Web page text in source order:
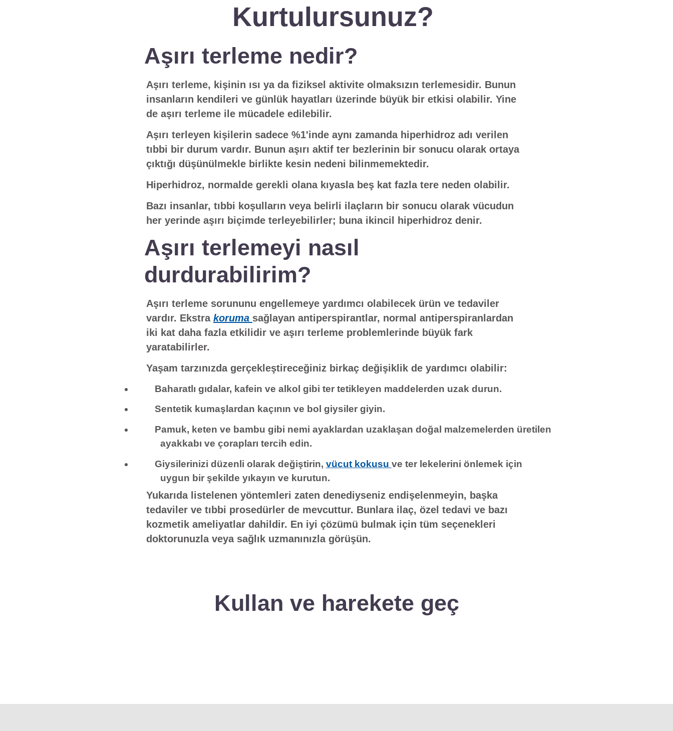
Kurtulursunuz?
Aşırı terleme nedir?
Aşırı terleme, kişinin ısı ya da fiziksel aktivite olmaksızın terlemesidir. Bunun
insanların kendileri ve günlük hayatları üzerinde büyük bir etkisi olabilir. Yine
de aşırı terleme ile mücadele edilebilir.
Aşırı terleyen kişilerin sadece %1'inde aynı zamanda hiperhidroz adı verilen
tıbbi bir durum vardır. Bunun aşırı aktif ter bezlerinin bir sonucu olarak ortaya
çıktığı düşünülmekle birlikte kesin nedeni bilinmemektedir.
Hiperhidroz, normalde gerekli olana kıyasla beş kat fazla tere neden olabilir.
Bazı insanlar, tıbbi koşulların veya belirli ilaçların bir sonucu olarak vücudun
her yerinde aşırı biçimde terleyebilirler; buna ikincil hiperhidroz denir.
Aşırı terlemeyi nasıl
durdurabilirim?
Aşırı terleme sorununu engellemeye yardımcı olabilecek ürün ve tedaviler
vardır. Ekstra koruma sağlayan antiperspirantlar, normal antiperspiranlardan
iki kat daha fazla etkilidir ve aşırı terleme problemlerinde büyük fark
yaratabilirler.
Yaşam tarzınızda gerçekleştireceğiniz birkaç değişiklik de yardımcı olabilir:
Baharatlı gıdalar, kafein ve alkol gibi ter tetikleyen maddelerden uzak durun.
Sentetik kumaşlardan kaçının ve bol giysiler giyin.
Pamuk, keten ve bambu gibi nemi ayaklardan uzaklaşan doğal malzemelerden üretilen
ayakkabı ve çorapları tercih edin.
Giysilerinizi düzenli olarak değiştirin, vücut kokusu ve ter lekelerini önlemek için
uygun bir şekilde yıkayın ve kurutun.
Yukarıda listelenen yöntemleri zaten denediyseniz endişelenmeyin, başka
tedaviler ve tıbbi prosedürler de mevcuttur. Bunlara ilaç, özel tedavi ve bazı
kozmetik ameliyatlar dahildir. En iyi çözümü bulmak için tüm seçenekleri
doktorunuzla veya sağlık uzmanınızla görüşün.
Kullan ve harekete geç